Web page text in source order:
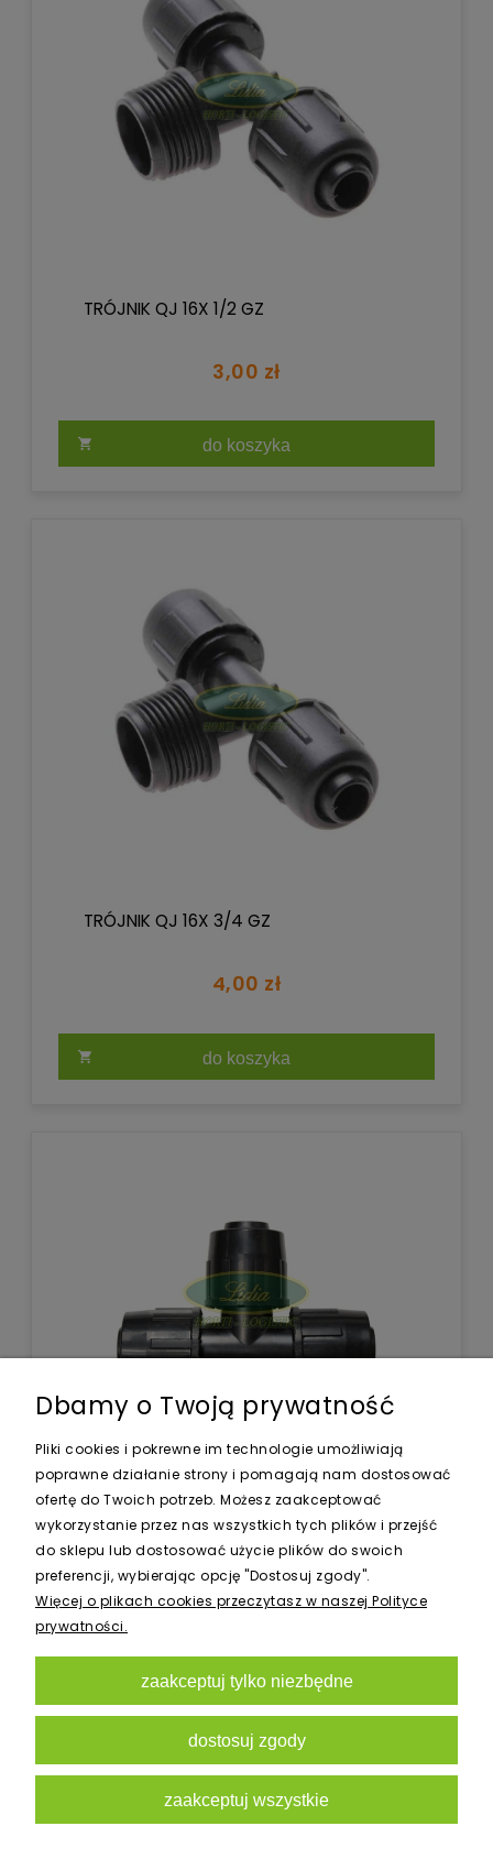
TRÓJNIK QJ 16X 1/2 GZ
3,00 zł
do koszyka
TRÓJNIK QJ 16X 3/4 GZ
4,00 zł
do koszyka
TRÓJNIK QJ 20-20-20
5,20 zł
Dbamy o Twoją prywatność
Pliki cookies i pokrewne im technologie umożliwiają
poprawne działanie strony i pomagają nam dostosować
ofertę do Twoich potrzeb. Możesz zaakceptować
wykorzystanie przez nas wszystkich tych plików i przejść
do sklepu lub dostosować użycie plików do swoich
preferencji, wybierając opcję "Dostosuj zgody".
Więcej o plikach cookies przeczytasz w naszej Polityce
prywatności.
zaakceptuj tylko niezbędne
dostosuj zgody
zaakceptuj wszystkie